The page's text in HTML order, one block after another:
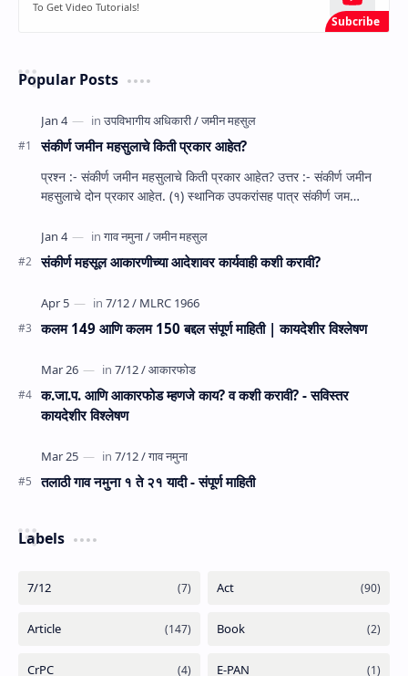
To Get Video Tutorials!
Popular Posts
संकीर्ण जमीन महसुलाचे किती प्रकार आहेत?
प्रश्‍न :- संकीर्ण जमीन महसुलाचे किती प्रकार आहेत? उत्तर :- संकीर्ण जमीन
महसुलाचे दोन प्रकार आहेत. (१) स्‍थानिक उपकरांसह पात्र संकीर्ण जम…
संकीर्ण महसूल आकारणीच्या आदेशावर कार्यवाही कशी करावी?
कलम 149 आणि कलम 150 बद्दल संपूर्ण माहिती | कायदेशीर विश्लेषण
क.जा.प. आणि आकारफोड म्‍हणजे काय? व कशी करावी? - सविस्तर
कायदेशीर विश्लेषण
तलाठी गाव नमुना १ ते २१ यादी - संपूर्ण माहिती
Labels